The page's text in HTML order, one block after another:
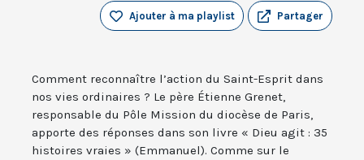
Partager
Ajouter à ma playlist
Comment reconnaître l’action du Saint-Esprit dans
nos vies ordinaires ? Le père Étienne Grenet,
responsable du Pôle Mission du diocèse de Paris,
apporte des réponses dans son livre « Dieu agit : 35
histoires vraies » (Emmanuel). Comme sur le